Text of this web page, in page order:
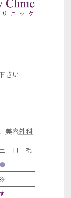
さい
美容外科
土 日
祝
● -
-
※ - -